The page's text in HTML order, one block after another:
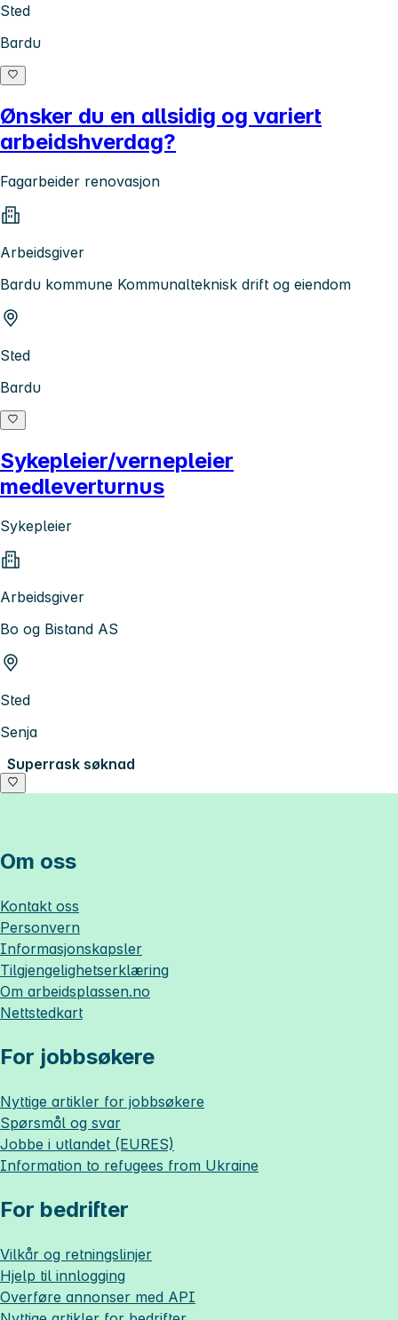
Sted
Bardu
Ønsker du en allsidig og variert
arbeidshverdag?
Fagarbeider renovasjon
Arbeidsgiver
Bardu kommune Kommunalteknisk drift og eiendom
Sted
Bardu
Sykepleier/vernepleier
medleverturnus
Sykepleier
Arbeidsgiver
Bo og Bistand AS
Sted
Senja
Superrask søknad
Om oss
Kontakt oss
Personvern
Informasjonskapsler
Tilgjengelighetserklæring
Om arbeidsplassen.no
Nettstedkart
For jobbsøkere
Nyttige artikler for jobbsøkere
Spørsmål og svar
Jobbe i utlandet (EURES)
Information to refugees from Ukraine
For bedrifter
Vilkår og retningslinjer
Hjelp til innlogging
Overføre annonser med API